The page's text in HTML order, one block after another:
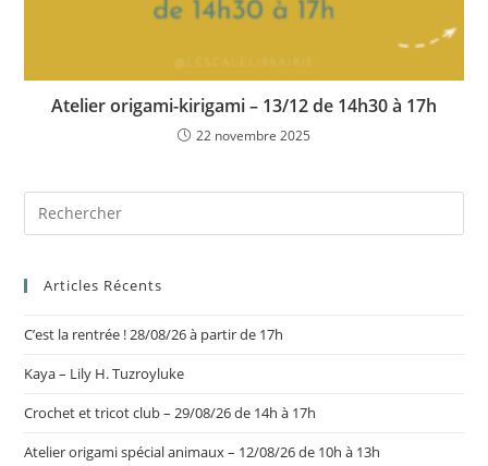
Atelier origami-kirigami – 13/12 de 14h30 à 17h
22 novembre 2025
Articles Récents
C’est la rentrée ! 28/08/26 à partir de 17h
Kaya – Lily H. Tuzroyluke
Crochet et tricot club – 29/08/26 de 14h à 17h
Atelier origami spécial animaux – 12/08/26 de 10h à 13h